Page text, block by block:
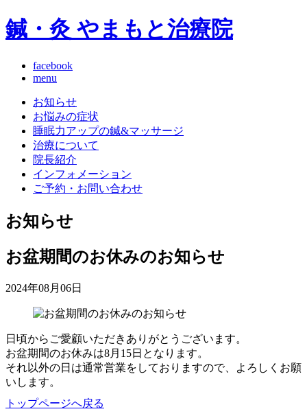
鍼・灸 やまもと治療院
facebook
menu
お知らせ
お悩みの症状
睡眠力アップの鍼&マッサージ
治療について
院長紹介
インフォメーション
ご予約・お問い合わせ
お知らせ
お盆期間のお休みのお知らせ
2024年08月06日
日頃からご愛顧いただきありがとうございます。
お盆期間のお休みは8月15日となります。
それ以外の日は通常営業をしておりますので、よろしくお願
いします。
トップページへ戻る